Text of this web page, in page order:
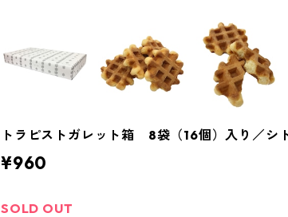
トラピストガレット箱 8袋（16個）入り／シ
¥960
SOLD OUT